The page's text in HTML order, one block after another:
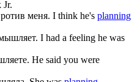
меня. I think he's planning
. I had a feeling he was
. He said you were